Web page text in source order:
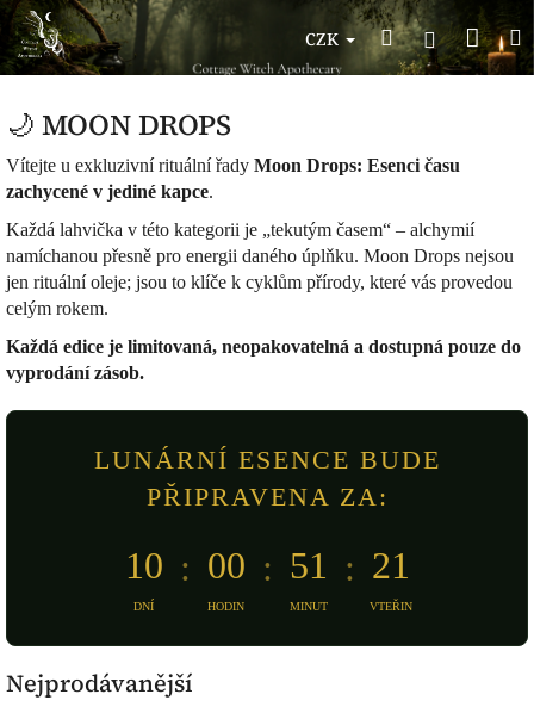
Přejít
na
obsah
CZK Hledat
🌙 MOON DROPS
Vítejte u exkluzivní rituální řady Moon Drops: Esenci času
zachycené v jediné kapce.
Každá lahvička v této kategorii je „tekutým časem“ – alchymií
namíchanou přesně pro energii daného úplňku. Moon Drops nejsou
jen rituální oleje; jsou to klíče k cyklům přírody, které vás provedou
celým rokem.
Každá edice je limitovaná, neopakovatelná a dostupná pouze do
vyprodání zásob.
LUNÁRNÍ ESENCE BUDE
PŘIPRAVENA ZA:
10
DNÍ
: 00
HODIN
: 51
MINUT
: 21
VTEŘIN
Nejprodávanější